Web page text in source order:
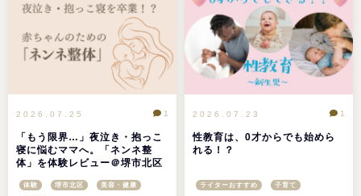
2026.07.25
「もう限界…」夜泣き・抱っこ
寝に悩むママへ。「ネンネ整
体」を体験レビュー＠堺市北区
1
体験 堺市北区 美容・健康
2026.07.23
性教育は、0才からでも始めら
れる！？
1
ライターおすすめ 子育て